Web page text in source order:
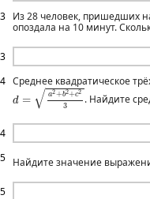
3
3
Из 28 человек, пришедших
опоздала на 10 минут.
4
4
Среднее квадратическое
d = √ a2+b2+c2
3
d=a2+b2+c23
. Найдите
5
5
Найдите значение